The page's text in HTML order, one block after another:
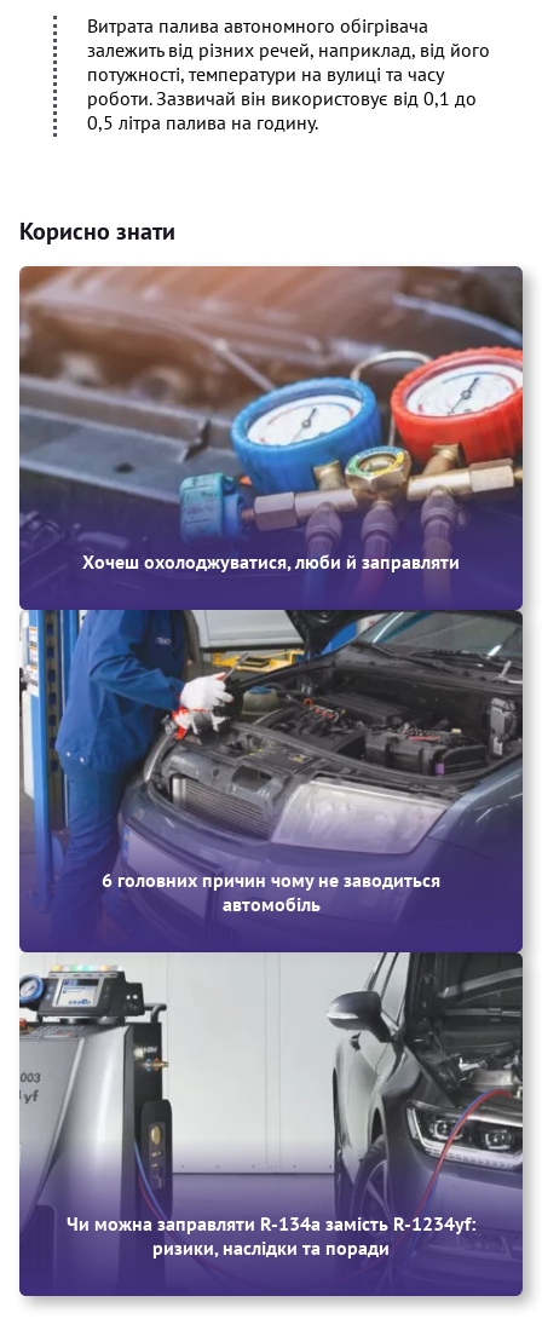
Витрата палива автономного обігрівача
залежить від різних речей, наприклад, від його
потужності, температури на вулиці та часу
роботи. Зазвичай він використовує від 0,1 до
0,5 літра палива на годину.
Корисно знати
Хочеш охолоджуватися, люби й заправляти
6 головних причин чому не заводиться
автомобіль
Чи можна заправляти R‑134a замість R‑1234yf:
ризики, наслідки та поради